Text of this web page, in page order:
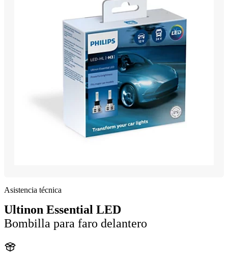
Asistencia técnica
Ultinon Essential LED
Bombilla para faro delantero